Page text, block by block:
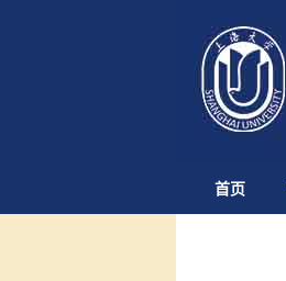
首页